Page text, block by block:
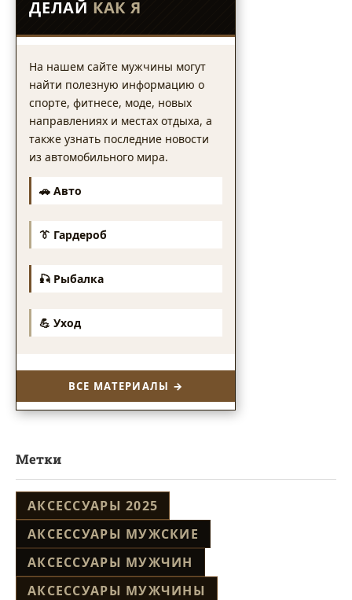
ДЕЛАЙ КАК Я
На нашем сайте мужчины могут
найти полезную информацию о
спорте, фитнесе, моде, новых
направлениях и местах отдыха, а
также узнать последние новости
из автомобильного мира.
🚗 Авто
👔 Гардероб
🎣 Рыбалка
💪 Уход
ВСЕ МАТЕРИАЛЫ →
Метки
АКСЕССУАРЫ 2025
АКСЕССУАРЫ МУЖСКИЕ
АКСЕССУАРЫ МУЖЧИН
АКСЕССУАРЫ МУЖЧИНЫ